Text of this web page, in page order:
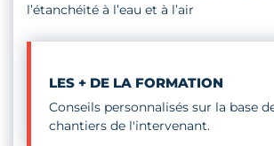
l’étanchéité à l’eau et à l’air
LES + DE LA FORMATION
Conseils personnalisés sur la base
chantiers de l'intervenant.